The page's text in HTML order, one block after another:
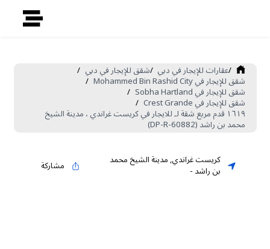
/عقارات للإيجار في دبي /شقق للإيجار في دبي /
شقق للإيجار في Mohammed Bin Rashid City /
شقق للإيجار في Sobha Hartland /
شقق للإيجار في Crest Grande /
١٦١٩ قدم مربع شقة لـ للايجار في كريست غراندي ، مدينة الشيخ
محمد بن راشد (DP-R-60882)
كريست غراندي,مدينة الشيخ محمد
بن راشد- مشاركة